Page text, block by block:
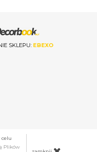
SKLEPU: EBEXO
celu
Plików